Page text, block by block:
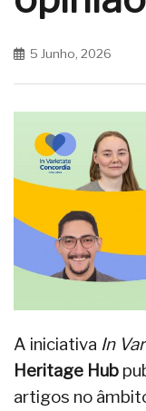
5 Junho, 2026
A iniciativa In
Heritage Hub
artigos no